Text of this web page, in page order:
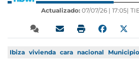
Actualizado: 07/07/26 | 17:05|
Ibiza vivienda cara nacional Municipio